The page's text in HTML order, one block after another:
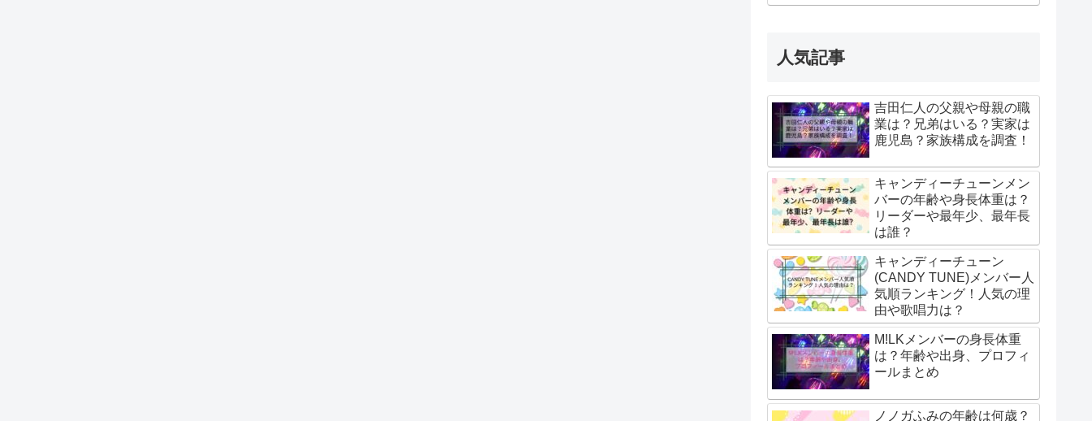
人気記事
吉田仁人の父親や母親の職
業は？兄弟はいる？実家は
鹿児島？家族構成を調査！
キャンディーチューンメン
バーの年齢や身長体重は？
リーダーや最年少、最年長
は誰？
キャンディーチューン
(CANDY TUNE)メンバー人
気順ランキング！人気の理
由や歌唱力は？
M!LKメンバーの身長体重
は？年齢や出身、プロフィ
ールまとめ
ノノガふみの年齢は何歳？